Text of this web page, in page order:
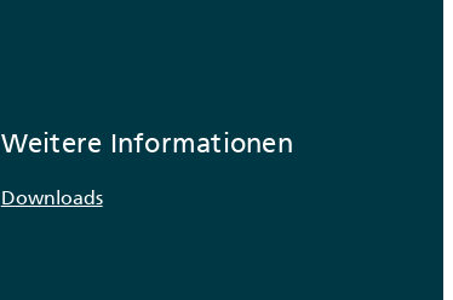
Weitere Informationen
Downloads